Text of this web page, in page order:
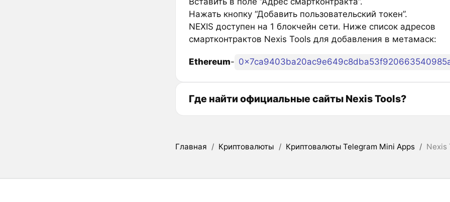
Нажать кнопку “Добавить пользовательский токен”.
NEXIS доступен на 1 блокчейн сети. Ниже список адресов
смартконтрактов Nexis Tools для добавления в метамаск:
Ethereum-
Где найти официальные сайты Nexis Tools?
Главная / Криптовалюты / Криптовалюты Telegram Mini Apps / Nexis